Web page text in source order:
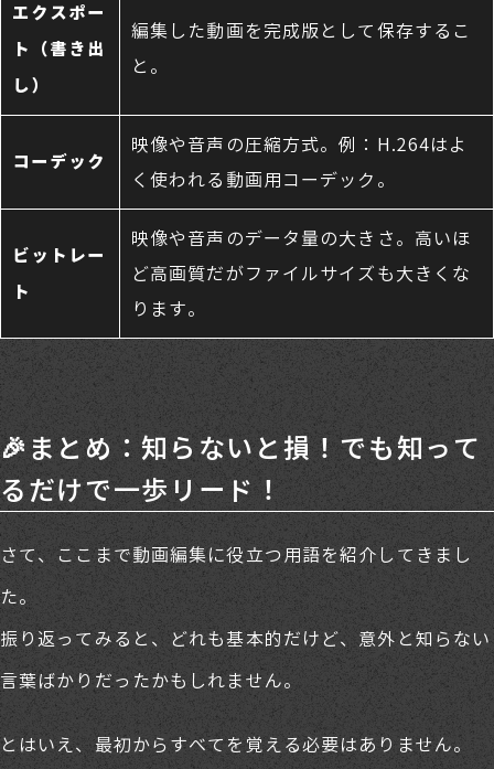
エクスポー
ト（書き出
し）
編集した動画を完成版として保存するこ
と。
コーデック
映像や音声の圧縮方式。例：H.264はよ
く使われる動画用コーデック。
ビットレー
ト
映像や音声のデータ量の大きさ。高いほ
ど高画質だがファイルサイズも大きくな
ります。
🎉まとめ：知らないと損！でも知って
るだけで一歩リード！
さて、ここまで動画編集に役立つ用語を紹介してきまし
た。
振り返ってみると、どれも基本的だけど、意外と知らない
言葉ばかりだったかもしれません。
とはいえ、最初からすべてを覚える必要はありません。